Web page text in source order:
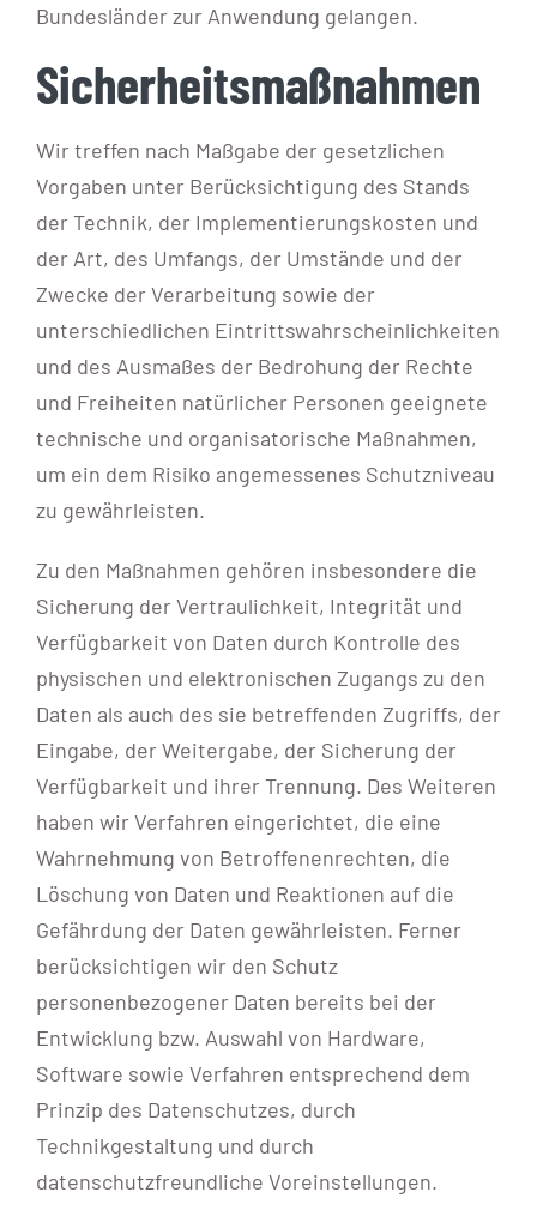
Bundesländer zur Anwendung gelangen.
Sicherheitsmaßnahmen
Wir treffen nach Maßgabe der gesetzlichen
Vorgaben unter Berücksichtigung des Stands
der Technik, der Implementierungskosten und
der Art, des Umfangs, der Umstände und der
Zwecke der Verarbeitung sowie der
unterschiedlichen Eintrittswahrscheinlichkeiten
und des Ausmaßes der Bedrohung der Rechte
und Freiheiten natürlicher Personen geeignete
technische und organisatorische Maßnahmen,
um ein dem Risiko angemessenes Schutzniveau
zu gewährleisten.
Zu den Maßnahmen gehören insbesondere die
Sicherung der Vertraulichkeit, Integrität und
Verfügbarkeit von Daten durch Kontrolle des
physischen und elektronischen Zugangs zu den
Daten als auch des sie betreffenden Zugriffs, der
Eingabe, der Weitergabe, der Sicherung der
Verfügbarkeit und ihrer Trennung. Des Weiteren
haben wir Verfahren eingerichtet, die eine
Wahrnehmung von Betroffenenrechten, die
Löschung von Daten und Reaktionen auf die
Gefährdung der Daten gewährleisten. Ferner
berücksichtigen wir den Schutz
personenbezogener Daten bereits bei der
Entwicklung bzw. Auswahl von Hardware,
Software sowie Verfahren entsprechend dem
Prinzip des Datenschutzes, durch
Technikgestaltung und durch
datenschutzfreundliche Voreinstellungen.